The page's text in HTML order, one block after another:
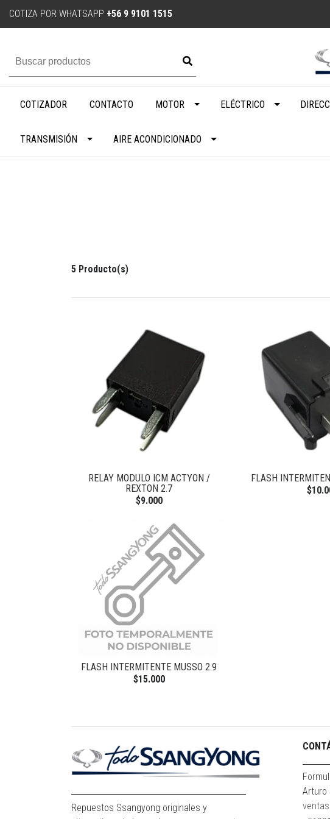
COTIZA POR WHATSAPP +56 9 9101 1515
COTIZADOR CONTACTO MOTOR ELÉCTRICO
TRANSMISIÓN AIRE ACONDICIONADO
5 Producto(s)
RELAY MODULO ICM ACTYON /
REXTON 2.7
$9.000
FLASH
FLASH INTERMITENTE MUSSO 2.9
$15.000
Repuestos Ssangyong originales y
Arturo